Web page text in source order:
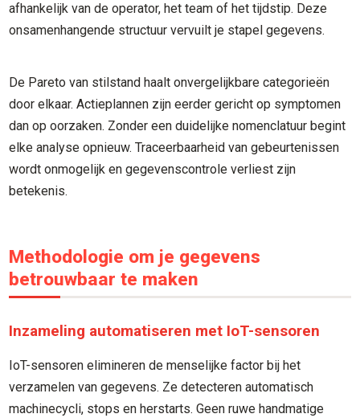
afhankelijk van de operator, het team of het tijdstip. Deze
onsamenhangende structuur vervuilt je stapel gegevens.
De Pareto van stilstand haalt onvergelijkbare categorieën
door elkaar. Actieplannen zijn eerder gericht op symptomen
dan op oorzaken. Zonder een duidelijke nomenclatuur begint
elke analyse opnieuw. Traceerbaarheid van gebeurtenissen
wordt onmogelijk en gegevenscontrole verliest zijn
betekenis.
Methodologie om je gegevens
betrouwbaar te maken
Inzameling automatiseren met IoT-sensoren
IoT-sensoren elimineren de menselijke factor bij het
verzamelen van gegevens. Ze detecteren automatisch
machinecycli, stops en herstarts. Geen ruwe handmatige